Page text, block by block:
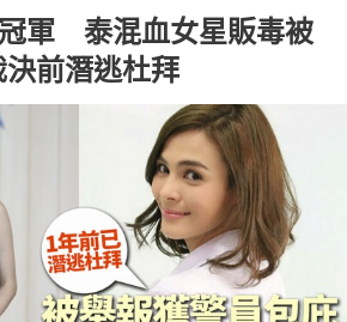
軍 泰混血女星販毒被
前潛逃杜拜